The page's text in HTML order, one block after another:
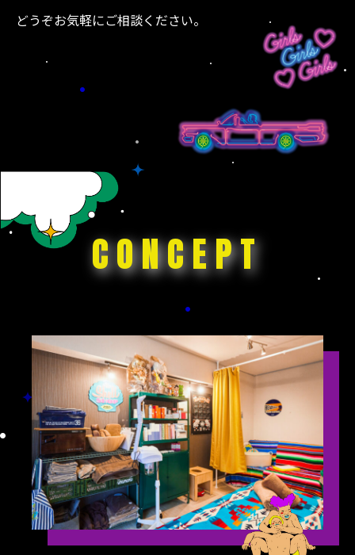
どうぞお気軽にご相談ください。
CONCEPT